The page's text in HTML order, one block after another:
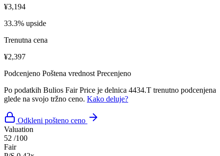
¥3,194
33.3% upside
Trenutna cena
¥2,397
Podcenjeno Poštena vrednost Precenjeno
Po podatkih Bulios Fair Price je delnica 4434.T trenutno podcenjena
glede na svojo tržno ceno. Kako deluje?
Odkleni pošteno ceno
Valuation
52 /100
Fair